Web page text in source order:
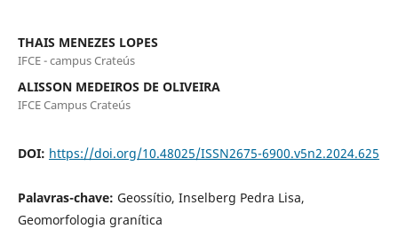
THAIS MENEZES LOPES
IFCE - campus Crateús
ALISSON MEDEIROS DE OLIVEIRA
IFCE Campus Crateús
DOI: https://doi.org/10.48025/ISSN2675-6900.v5n2.2024.625
Palavras-chave: Geossítio, Inselberg Pedra Lisa,
Geomorfologia granítica